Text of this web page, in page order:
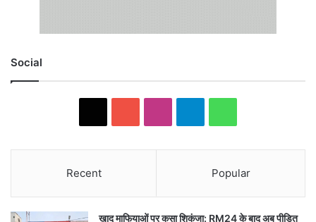
Social
Recent Popular
खाद माफियाओं पर कसा शिकंजा: RM24 के बाद अब पीड़ित